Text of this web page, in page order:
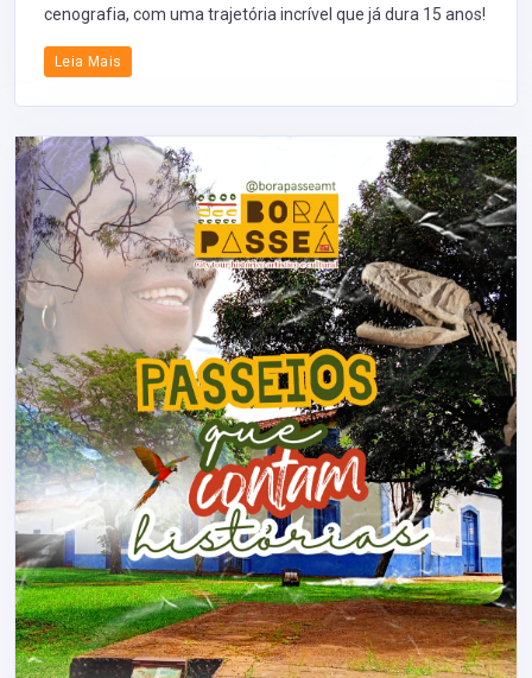
cenografia, com uma trajetória incrível que já dura 15 anos!
Leia Mais